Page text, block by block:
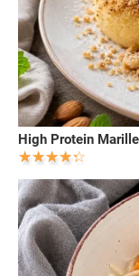
High Protein